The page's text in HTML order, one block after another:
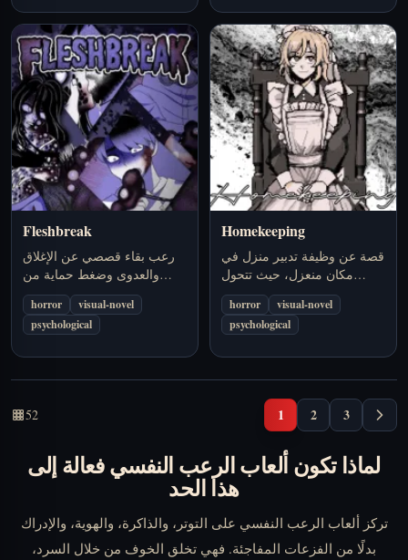
Fleshbreak
رعب بقاء قصصي عن الإغلاق
والعدوى وضغط حماية من
حولك بينما يبدأ الواقع كله في
الانهيار.
horror
visual-novel
psychological
Homekeeping
قصة عن وظيفة تدبير منزل في
مكان منعزل، حيث تتحول
الأعمال اليومية تدريجيًا إلى جزء
من شيء غير مريح.
horror
visual-novel
psychological
52 1 2 3
لماذا تكون ألعاب الرعب النفسي فعالة إلى
هذا الحد
تركز ألعاب الرعب النفسي على التوتر، والذاكرة، والهوية، والإدراك
بدلًا من الفزعات المفاجئة. فهي تخلق الخوف من خلال السرد،